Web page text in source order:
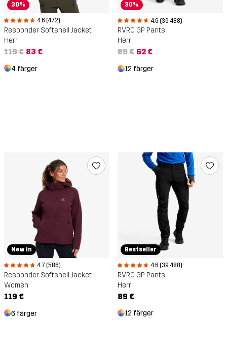
30%
4.6 (472)
Responder Softshell Jacket
Herr
119 € 83 €
4 färger
30%
4.6 (39 488)
RVRC GP Pants
Herr
89 € 62 €
12 färger
New In
4.7 (586)
Responder Softshell Jacket
Women
119 €
6 färger
Bestseller
4.6 (39 488)
RVRC GP Pants
Herr
89 €
12 färger